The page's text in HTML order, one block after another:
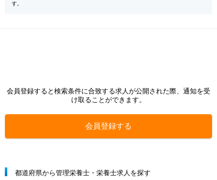
す。
会員登録すると検索条件に合致する求人が公開された際、通知を受
け取ることができます。
会員登録する
都道府県から管理栄養士・栄養士求人を探す